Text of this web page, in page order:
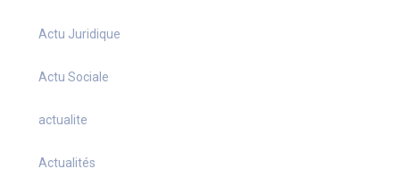
Actu Juridique
Actu Sociale
actualite
Actualités